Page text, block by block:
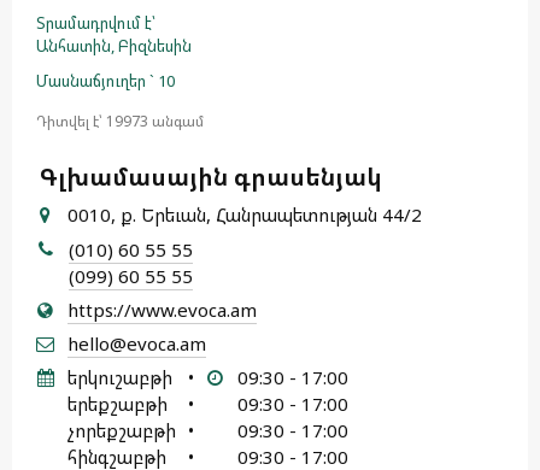
Տրամադրվում է՝
Անհատին,Բիզնեսին
Մասնաճյուղեր ` 10
Դիտվել է՝ 19973 անգամ
Գլխամասային գրասենյակ
0010, ք. Երեւան, Հանրապետության 44/2
(010) 60 55 55
(099) 60 55 55
https://www.evoca.am
hello@evoca.am
երկուշաբթի
•
09:30 - 17:00
երեքշաբթի
•
09:30 - 17:00
չորեքշաբթի •
09:30 - 17:00
հինգշաբթի
•
09:30 - 17:00